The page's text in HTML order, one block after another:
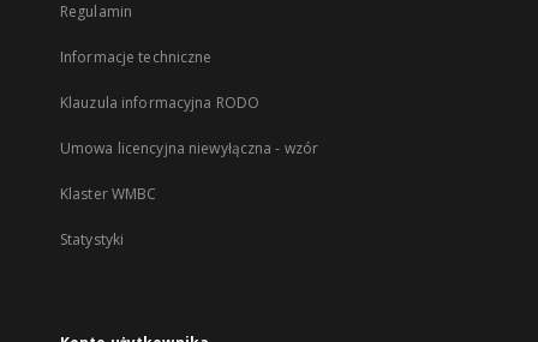
Regulamin
Informacje techniczne
Klauzula informacyjna RODO
Umowa licencyjna niewyłączna - wzór
Klaster WMBC
Statystyki